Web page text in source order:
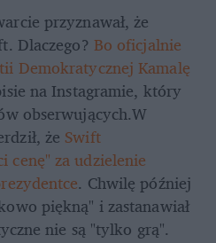
przyznawał, że
Dlaczego? Bo oficjalnie
Demokratycznej Kamalę
na Instagramie, który
obserwujących.W
że Swift
cenę" za udzielenie
. Chwilę później
piękną" i zastanawiał
nie są "tylko grą".